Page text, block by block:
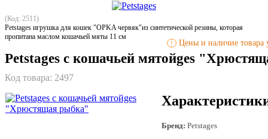
(Код: 2511)
Petstages игрушка для кошек "ОPKA червяк"из синтетической резины, которая
пропитана маслом кошачьей мяты 11 см
! Цены и наличие товара
Petstages с кошачьей мятойges
Код товара: 2497
Бренд: Petstages